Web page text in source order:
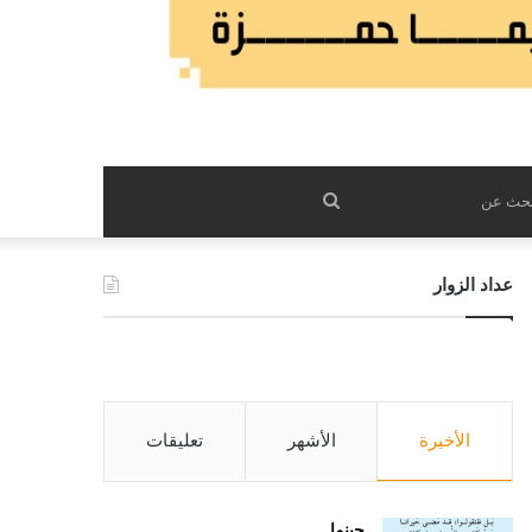
بحث
عداد الزوار
الأخيرة الأشهر تعليقات